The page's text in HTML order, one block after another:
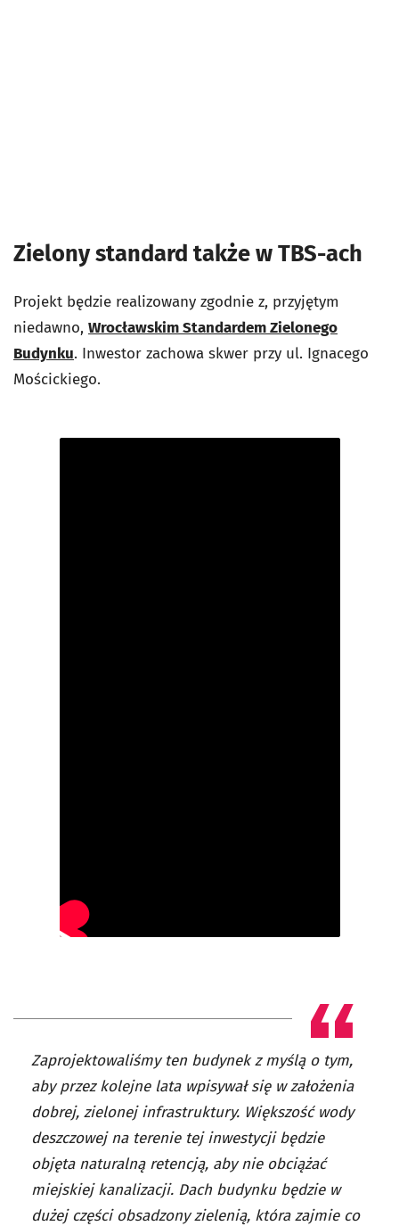
Zielony standard także w TBS-ach
Projekt będzie realizowany zgodnie z, przyjętym
niedawno, Wrocławskim Standardem Zielonego
Budynku. Inwestor zachowa skwer przy ul. Ignacego
Mościckiego.
Zaprojektowaliśmy ten budynek z myślą o tym,
aby przez kolejne lata wpisywał się w założenia
dobrej, zielonej infrastruktury. Większość wody
deszczowej na terenie tej inwestycji będzie
objęta naturalną retencją, aby nie obciążać
miejskiej kanalizacji. Dach budynku będzie w
dużej części obsadzony zielenią, która zajmie co